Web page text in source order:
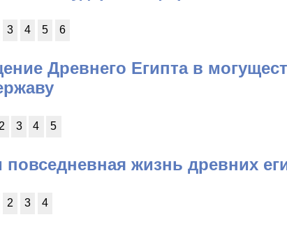
3 4 5 6
Древнего Египта в
2 3 4 5
жизнь древних
2 3 4